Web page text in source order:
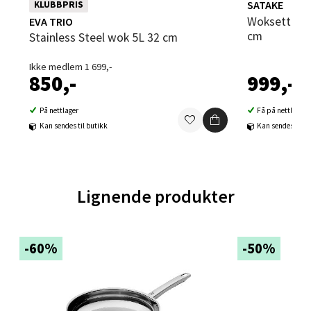
KLUBBPRIS
EVA TRIO
Stainless Steel wok 5L 32 cm
Ikke medlem 1 699,-
850,-
På nettlager
Kan sendes til butikk
SATAKE
Woksett karbonstål med redskap 32
cm
999,-
Få på nettlager
Kan sendes til
Lignende produkter
-60% -50%
Ski - Thon Senter Ski
Ski Storsenter, Jernbanesvingen 6, 1400 Ski
Åpent i dag 10-21
0 i butikk
Strangata 26, 8400 Sortland
0 i butikk